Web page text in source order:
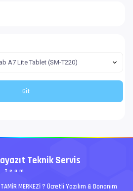
Teknik Servis
Team
TAMİR MERKEZİ ?️ Ücretli Yazılım & Donanım